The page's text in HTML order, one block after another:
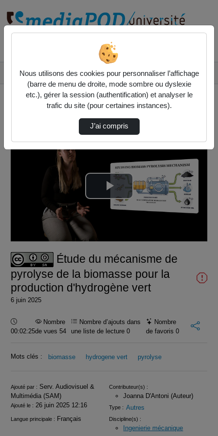
Étude du mécanisme de pyrolyse de la biomass…
Lire
vidéo
Étude du mécanisme de
pyrolyse de la biomasse pour la
production d'hydrogène vert
6 juin 2025
Durée :
00:02:25
Nombre
de vues 54
Nombre d’ajouts dans
une liste de lecture0
Nombre
de favoris 0
Mots clés : biomasse hydrogene vert pyrolyse
Infos
Ajouté par : Serv. Audiovisuel &
Multimédia (SAM)
Contributeur(s) :
Joanna D'Antoni (Auteur)
Ajouté le : 26 juin 2025 12:16 Type : Autres
Langue principale : Français Discipline(s) :
Ingenierie mécanique
Nous utilisons des cookies pour personnaliser l’affichage
(barre de menu de droite, mode sombre ou dyslexie
etc.), gérer la session (authentification) et analyser le
trafic du site (pour certaines instances).
J’ai compris